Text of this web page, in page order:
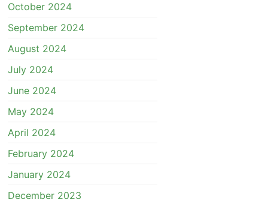
October 2024
September 2024
August 2024
July 2024
June 2024
May 2024
April 2024
February 2024
January 2024
December 2023